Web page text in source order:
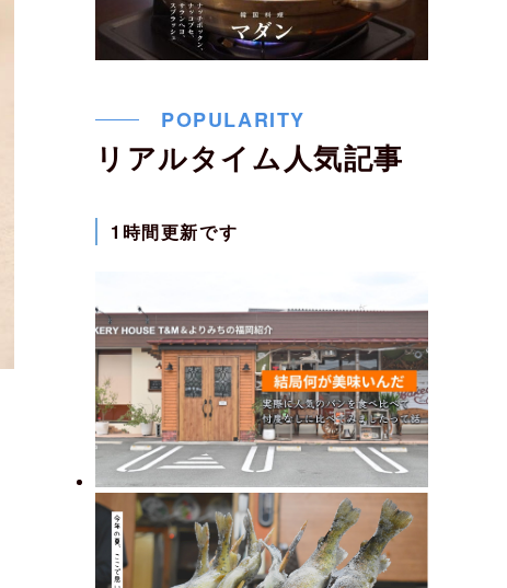
POPULARITY
リアルタイム人気記事
1時間更新です